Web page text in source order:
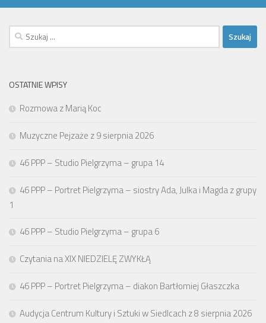
Szukaj:
OSTATNIE WPISY
Rozmowa z Marią Koc
Muzyczne Pejzaże z 9 sierpnia 2026
46 PPP – Studio Pielgrzyma – grupa 14
46 PPP – Portret Pielgrzyma – siostry Ada, Julka i Magda z grupy
1
46 PPP – Studio Pielgrzyma – grupa 6
Czytania na XIX NIEDZIELĘ ZWYKŁĄ
46 PPP – Portret Pielgrzyma – diakon Bartłomiej Głaszczka
Audycja Centrum Kultury i Sztuki w Siedlcach z 8 sierpnia 2026